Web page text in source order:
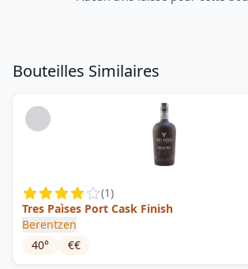
Bouteilles Similaires
(1)
Tres Paìses Port Cask Finish
Berentzen
40° €€